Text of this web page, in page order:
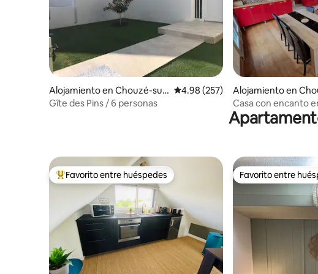
Alojamiento en Chouzé-sur
-Loire
Calificación promedio: 4.98 de 5,
4.98 (257)
Gîte des Pins / 6 personas
Alojamiento en
Loire
Casa con encanto
Favorito entre huéspedes preferido
Favorito entre huéspedes Favorito entre
Favorito entre